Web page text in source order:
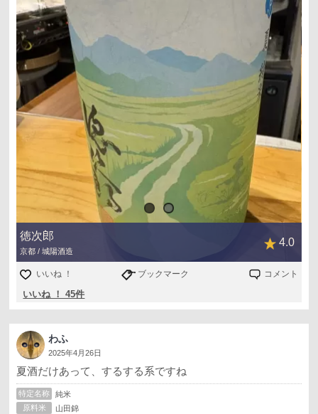
徳次郎
京都 / 城陽酒造
4.0
いいね ！ ブックマーク コメント
いいね ！ 45件
わふ
2025年4月26日
夏酒だけあって、するする系ですね
特定名称
純米
原料米
山田錦